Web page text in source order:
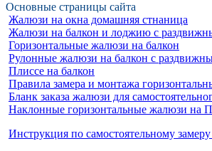
Основные страницы сайта
Жалюзи на окна домашняя стнаница
Жалюзи на балкон и лоджию c
Горизонтальные жалюзи на балкон
Рулонные жалюзи на балкон с
Плиссе на балкон
Правила замера и монтажа
Бланк заказа жалюзи для
Наклонные горизонтальные жалюзи на
Инструкция по самостоятельному